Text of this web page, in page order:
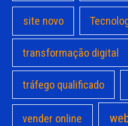
site novo
transformação digital
tráfego qualificado
vender online